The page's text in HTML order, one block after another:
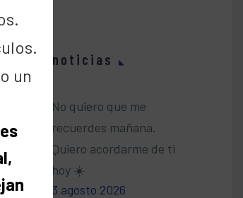
noticias
No quiero que me
recuerdes mañana.
Quiero acordarme de ti
hoy ☀️
3 agosto 2026
un